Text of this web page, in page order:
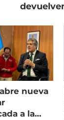
nueva
a la